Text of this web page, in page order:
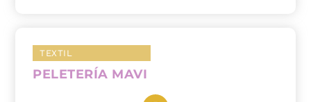
TEXTIL
PELETERÍA MAVI